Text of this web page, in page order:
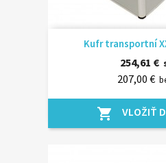
Kufr transportní
254,61 €
207,00 €
shopping_cart VLOŽIŤ